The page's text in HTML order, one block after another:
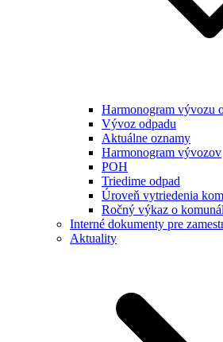
Harmonogram vývozu
Vývoz odpadu
Aktuálne oznamy
Harmonogram vývozov
POH
Triedime odpad
Úroveň vytriedenia
Ročný výkaz o
Interné dokumenty pre
Aktuality